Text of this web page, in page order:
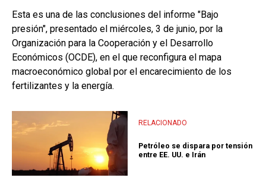
Esta es una de las conclusiones del informe "Bajo
presión", presentado el miércoles, 3 de junio, por la
Organización para la Cooperación y el Desarrollo
Económicos (OCDE), en el que reconfigura el mapa
macroeconómico global por el encarecimiento de los
fertilizantes y la energía.
RELACIONADO
Petróleo se dispara por tensión
entre EE. UU. e Irán